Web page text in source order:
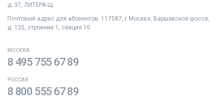
д. 37, ЛИТЕРА Щ
Почтовый адрес для абонентов: 117587, г.Москва, Варшавское шоссе,
д. 125, строение 1, секция 10
МОСКВА
8 495 755 67 89
РОССИЯ
8 800 555 67 89